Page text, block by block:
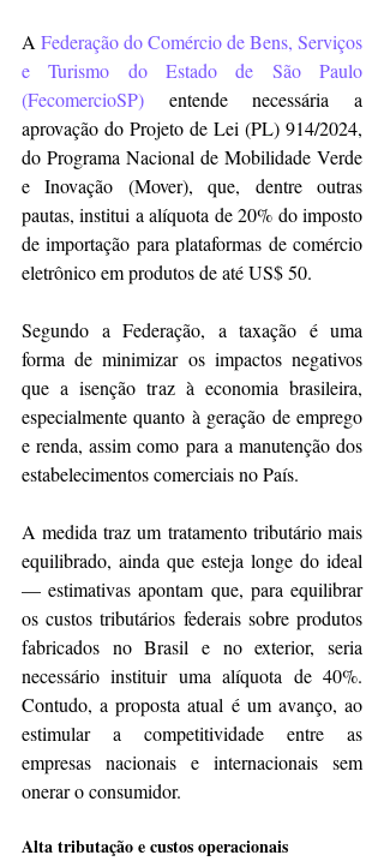
A Federação do Comércio de Bens, Serviços
e Turismo do Estado de São Paulo
(FecomercioSP) entende necessária a
aprovação do Projeto de Lei (PL) 914/2024,
do Programa Nacional de Mobilidade Verde
e Inovação (Mover), que, dentre outras
pautas, institui a alíquota de 20% do imposto
de importação para plataformas de comércio
eletrônico em produtos de até US$ 50.
Segundo a Federação, a taxação é uma
forma de minimizar os impactos negativos
que a isenção traz à economia brasileira,
especialmente quanto à geração de emprego
e renda, assim como para a manutenção dos
estabelecimentos comerciais no País.
A medida traz um tratamento tributário mais
equilibrado, ainda que esteja longe do ideal
— estimativas apontam que, para equilibrar
os custos tributários federais sobre produtos
fabricados no Brasil e no exterior, seria
necessário instituir uma alíquota de 40%.
Contudo, a proposta atual é um avanço, ao
estimular a competitividade entre as
empresas nacionais e internacionais sem
onerar o consumidor.
Alta tributação e custos operacionais